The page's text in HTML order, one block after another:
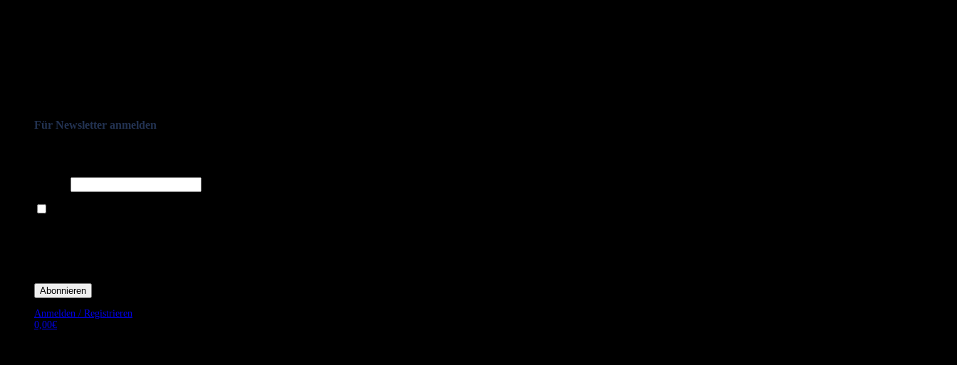
Für Newsletter anmelden
Anmelden / Registrieren
0,00€